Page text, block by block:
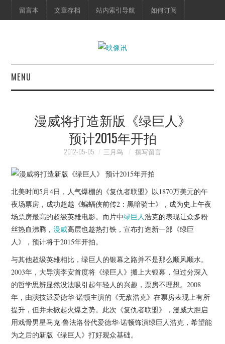
留言本 文章存档 站内索引导航 如何订阅
MENU
映像快讯
海报剧照
脱口秀
杂七杂八
美剧英剧
电影档期
推荐电影
漫威将打造新版《绿巨人》
预计2015年开拍
2012-05-05 三月鸟 撰写留言
北美时间5月4日，人气爆棚的《复仇者联盟》以1870万美元的午
夜场票房，成功超越《蝙蝠侠前传2：黑暗骑士》，成为史上午夜
场票房最高的超级英雄电影。而片中绿巨人浩克的表现让众多粉
丝热血沸腾，漫威高层也趁热打铁，宣布打造新一部《绿巨
人》，预计将于2015年开拍。
与其他超级英雄相比，绿巨人的银幕之路并不是那么顺风顺水。
2003年，大导演李安首度将《绿巨人》搬上大银幕，但过分深入
的哲学思辨显然没法吸引起年轻人的兴趣，票房不理想。2008
年，由演技派爱德华·诺顿主演的《无敌浩克》在票房表现上有所
提升，但并未掀起火爆之势。此次《复仇者联盟》，漫威大胆启
用戏骨男星马克·鲁法洛替代爱德华·诺顿饰演绿巨人浩克，希望能
为之后的新版《绿巨人》打好观众基础。